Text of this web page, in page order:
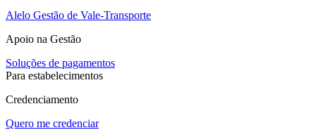
Alelo Gestão de Vale-Transporte
Apoio na Gestão
Soluções de pagamentos
Para estabelecimentos
Credenciamento
Quero me credenciar